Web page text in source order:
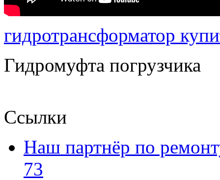
гидротрансформатор
Гидромуфта погрузчика
Ссылки
Наш партнёр по
73